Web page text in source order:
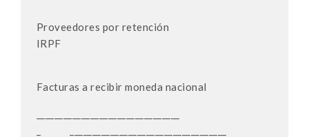
Proveedores por retención
Facturas a recibir moneda nacional